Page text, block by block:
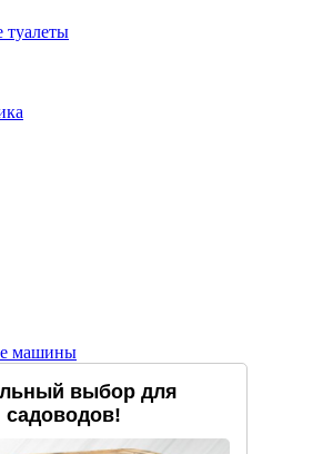
туалеты
машины
выбор для
садоводов!